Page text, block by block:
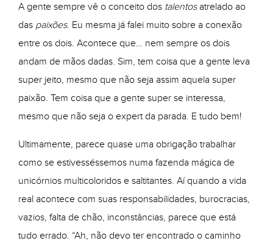
A gente sempre vê o conceito dos talentosatrelado ao
das paixões. Eu mesma já falei muito sobre a conexão
entre os dois. Acontece que… nem sempre os dois
andam de mãos dadas. Sim, tem coisa que a gente leva
super jeito, mesmo que não seja assim aquela super
paixão. Tem coisa que a gente super se interessa,
mesmo que não seja o expert da parada. E tudo bem!
Ultimamente, parece quase uma obrigação trabalhar
como se estivesséssemos numa fazenda mágica de
unicórnios multicoloridos e saltitantes. Aí quando a vida
real acontece com suas responsabilidades, burocracias,
vazios, falta de chão, inconstâncias, parece que está
tudo errado. “Ah, não devo ter encontrado o caminho